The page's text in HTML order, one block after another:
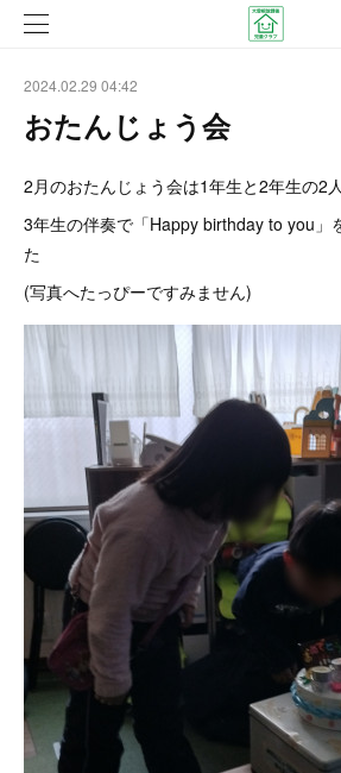
2024.02.29 04:42
おたんじょう会
2月のおたんじょう会は1年生と2年生の2人
3年生の伴奏で「Happy birthday to you」
た
(写真へたっぴーですみません)